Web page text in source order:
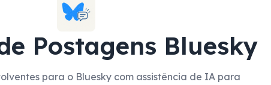
Postagens Bluesky
para o Bluesky com assistência de IA para